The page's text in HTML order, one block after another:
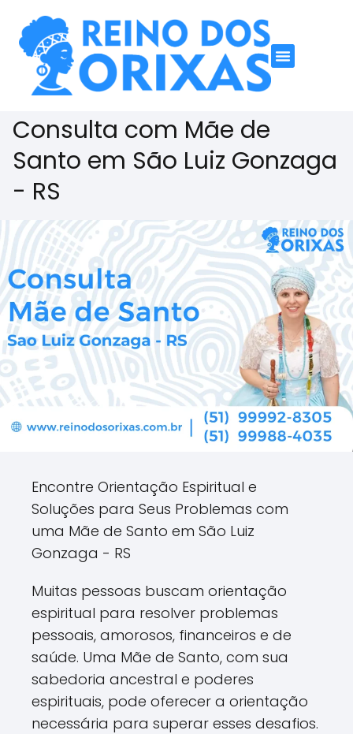
Consulta com Mãe de
Santo em São Luiz Gonzaga
- RS
Encontre Orientação Espiritual e
Soluções para Seus Problemas com
uma Mãe de Santo em São Luiz
Gonzaga - RS
Muitas pessoas buscam orientação
espiritual para resolver problemas
pessoais, amorosos, financeiros e de
saúde. Uma Mãe de Santo, com sua
sabedoria ancestral e poderes
espirituais, pode oferecer a orientação
necessária para superar esses desafios.